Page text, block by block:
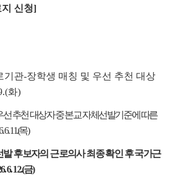
신청]
관-장학생 매칭 및 우선 추천 대상
화)
선 추천 대상자 중 본교 자체선발기준에 따른
11.(목)
발 후보자의 근로의사 최종 확인 후 국가근
6. 12.(금)